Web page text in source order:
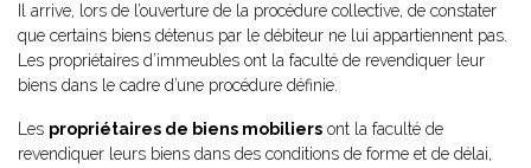
Il arrive, lors de l’ouverture de la procédure collective, de constater
que certains biens détenus par le débiteur ne lui appartiennent pas.
Les propriétaires d’immeubles ont la faculté de revendiquer leur
biens dans le cadre d’une procédure définie.
Les propriétaires de biens mobiliers ont la faculté de
revendiquer leurs biens dans des conditions de forme et de délai,